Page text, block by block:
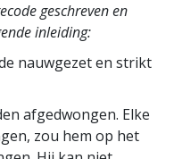
geschreven en
inleiding:
nauwgezet en strikt
afgedwongen. Elke
zou hem op het